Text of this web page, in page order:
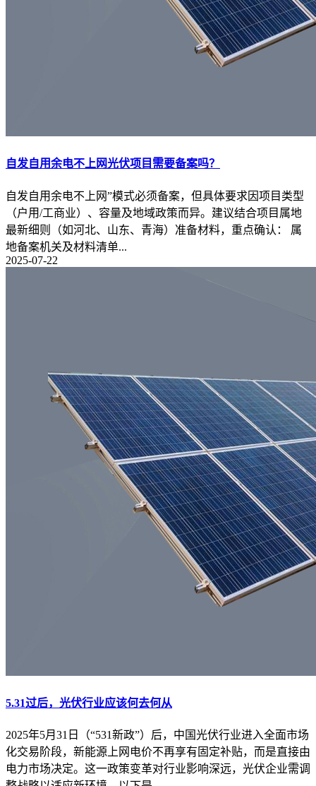
自发自用余电不上网光伏项目需要备案吗？
自发自用余电不上网”模式必须备案，但具体要求因项目类型
（户用/工商业）、容量及地域政策而异。建议结合项目属地
最新细则（如河北、山东、青海）准备材料，重点确认： 属
地备案机关及材料清单...
2025-07-22
5.31过后，光伏行业应该何去何从
2025年5月31日（“531新政”）后，中国光伏行业进入全面市场
化交易阶段，新能源上网电价不再享有固定补贴，而是直接由
电力市场决定。这一政策变革对行业影响深远，光伏企业需调